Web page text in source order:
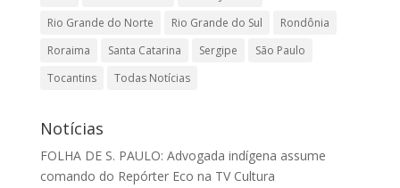
Rio Grande do Norte
Rio Grande do Sul
Rondônia
Roraima
Santa Catarina Sergipe
São Paulo
Tocantins
Todas Notícias
Notícias
FOLHA DE S. PAULO: Advogada indígena assume
comando do Repórter Eco na TV Cultura